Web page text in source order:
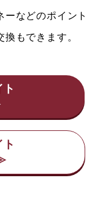
などのポイント
もできます。